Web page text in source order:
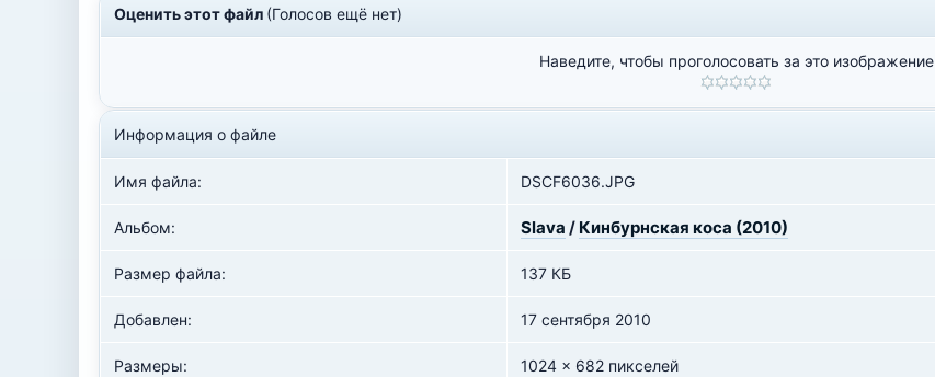
Оценить этот файл (Голосов ещё нет)
Наведите, чтобы проголосовать за это изображение
Информация о файле
Имя файла: DSCF6036.JPG
Альбом: Slava / Кинбурнская коса (2010)
Размер файла: 137 КБ
Добавлен: 17 сентября 2010
Размеры: 1024 x 682 пикселей